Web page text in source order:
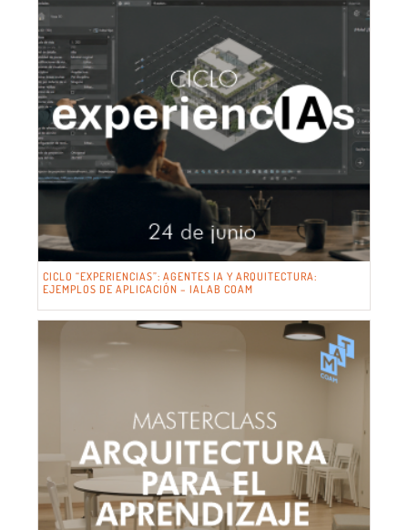
CICLO “EXPERIENCIAS”: AGENTES IA Y ARQUITECTURA:
EJEMPLOS DE APLICACIÓN – IALAB COAM